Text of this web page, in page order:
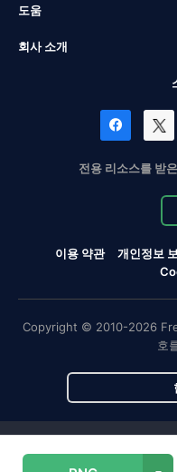
도움
회사 소개
전용 리소스를 받
이용 약관 개인정보
Copyright © 2010-2026
호